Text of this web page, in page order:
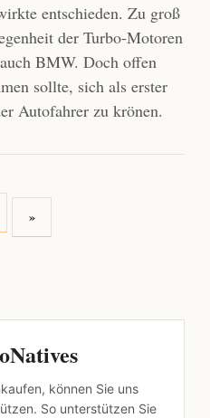
entschieden. Zu groß
der Turbo-Motoren
BMW. Doch offen
sollte, sich als erster
Autofahrer zu krönen.
»
können Sie uns
So unterstützen Sie